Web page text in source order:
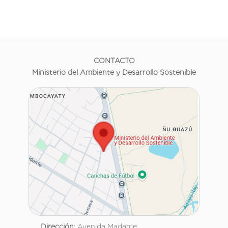
CONTACTO
Ministerio del Ambiente y Desarrollo Sostenible